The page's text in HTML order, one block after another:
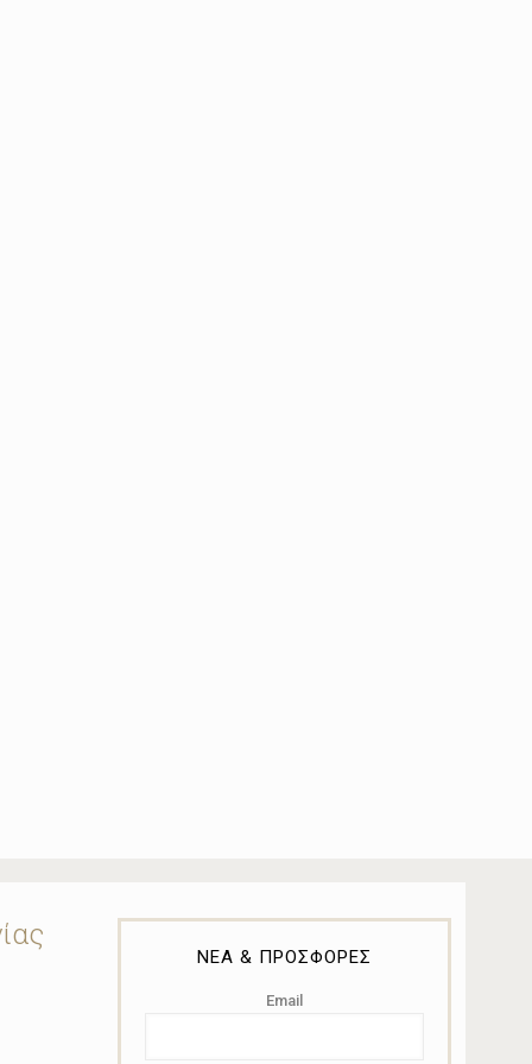
ΝΕΑ & ΠΡΟΣΦΟΡΕΣ
Email